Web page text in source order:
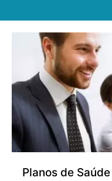
Planos de